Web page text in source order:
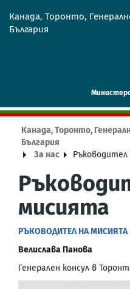
Канада, Торонто,
България
Канада, Торонто,
България
За нас
мисията
РЪКОВОДИТЕЛ НА МИСИЯТА
Велислава Панова
Генерален консул в